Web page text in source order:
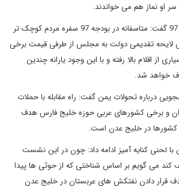
او نماز هم می خواندند.
شریعتمداری درباره بودجه 97 گفت: متاسفانه در بودجه 97 سفره مردم کوچک تر
لایحه تقدیمی دولت به مجلس از طرفی قیمت برخی
از اقلام بالا رفته و با این وجود یارانه چندین
خواهد شد.
درباره تحولات یمن گفت: راه مقابله با حملات
و برخی کشورهای عربی حوزه خلیج فارس هدف
کشورها در خلیج عدن است.
با لحنی کنایه آمیز ادامه داد: چون در این نشست
می گویم بر اساس شناختی که از حوثی ها پیدا
قرار دادن نفتکش های عربستان در خلیج عدن